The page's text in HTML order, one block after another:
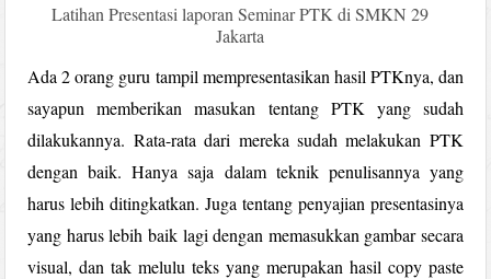
Latihan Presentasi laporan Seminar PTK di SMKN 29
Jakarta
Ada 2 orang guru tampil mempresentasikan hasil PTKnya, dan
sayapun memberikan masukan tentang PTK yang sudah
dilakukannya. Rata-rata dari mereka sudah melakukan PTK
dengan baik. Hanya saja dalam teknik penulisannya yang
harus lebih ditingkatkan. Juga tentang penyajian presentasinya
yang harus lebih baik lagi dengan memasukkan gambar secara
visual, dan tak melulu teks yang merupakan hasil copy paste